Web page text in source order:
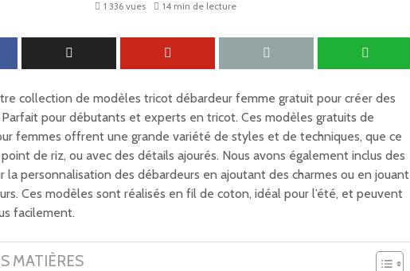
1 336 vues 14 min de lecture
collection de modèles tricot débardeur femme gratuit pour créer des
pour débutants et experts en tricot. Ces modèles gratuits de
femmes offrent une grande variété de styles et de techniques, que ce
de riz, ou avec des détails ajourés. Nous avons également inclus des
la personnalisation des débardeurs en ajoutant des charmes ou en jouant
Ces modèles sont réalisés en fil de coton, idéal pour l’été, et peuvent
facilement.
MATIÈRES